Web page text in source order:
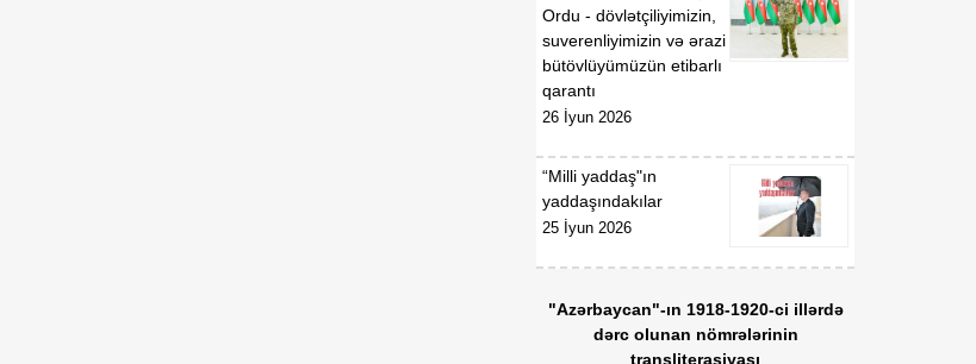
Ordu - dövlətçiliyimizin,
suverenliyimizin və ərazi
bütövlüyümüzün etibarlı
qarantı
26 İyun 2026
“Milli yaddaş"ın
yaddaşındakılar
25 İyun 2026
"Azərbaycan"-ın 1918-1920-ci illərdə
dərc olunan nömrələrinin
transliterasiyası